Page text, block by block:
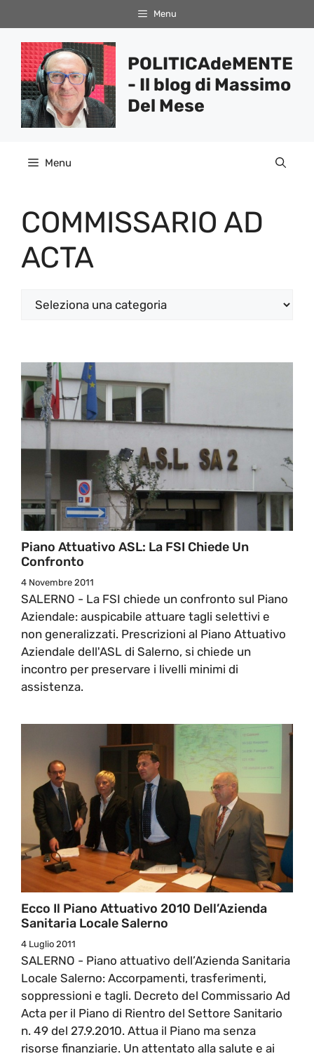
al
contenuto
Menu
POLITICAdeMENTE
- Il blog di Massimo
Del Mese
Menu
COMMISSARIO AD
ACTA
Categorie
Piano Attuativo ASL: La FSI Chiede Un
Confronto
4 Novembre 2011
SALERNO - La FSI chiede un confronto sul Piano
Aziendale: auspicabile attuare tagli selettivi e
non generalizzati. Prescrizioni al Piano Attuativo
Aziendale dell'ASL di Salerno, si chiede un
incontro per preservare i livelli minimi di
assistenza.
Ecco Il Piano Attuativo 2010 Dell’Azienda
Sanitaria Locale Salerno
4 Luglio 2011
SALERNO - Piano attuativo dell’Azienda Sanitaria
Locale Salerno: Accorpamenti, trasferimenti,
soppressioni e tagli. Decreto del Commissario Ad
Acta per il Piano di Rientro del Settore Sanitario
n. 49 del 27.9.2010. Attua il Piano ma senza
risorse finanziarie. Un attentato alla salute e ai